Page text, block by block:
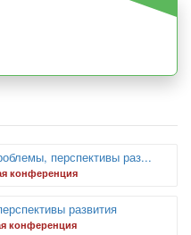
перспективы раз...
конференция
развития
конференция